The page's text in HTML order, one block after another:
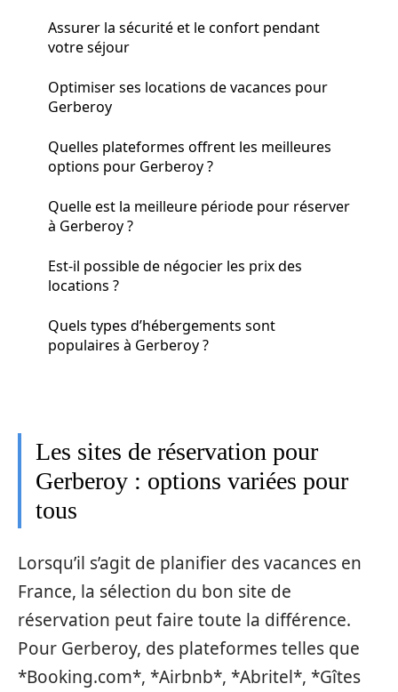
Assurer la sécurité et le confort pendant
votre séjour
Optimiser ses locations de vacances pour
Gerberoy
Quelles plateformes offrent les meilleures
options pour Gerberoy ?
Quelle est la meilleure période pour réserver
à Gerberoy ?
Est-il possible de négocier les prix des
locations ?
Quels types d’hébergements sont
populaires à Gerberoy ?
Les sites de réservation pour
Gerberoy : options variées pour
tous
Lorsqu’il s’agit de planifier des vacances en
France, la sélection du bon site de
réservation peut faire toute la différence.
Pour Gerberoy, des plateformes telles que
*Booking.com*, *Airbnb*, *Abritel*, *Gîtes